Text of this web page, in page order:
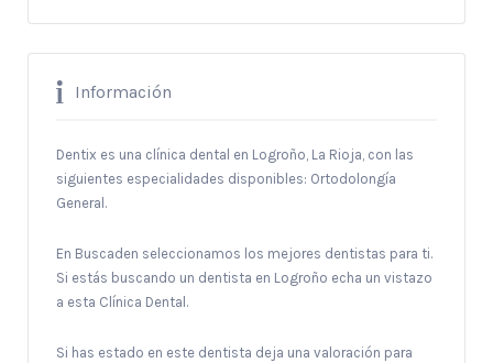
Información
Dentix es una clínica dental en Logroño, La Rioja, con las
siguientes especialidades disponibles: Ortodolongía
General.
En Buscaden seleccionamos los mejores dentistas para ti.
Si estás buscando un dentista en Logroño echa un vistazo
a esta Clínica Dental.
Si has estado en este dentista deja una valoración para